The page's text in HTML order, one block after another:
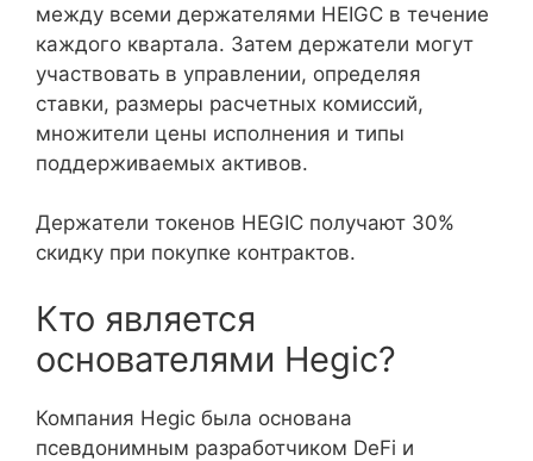
между всеми держателями HEIGC в течение
каждого квартала. Затем держатели могут
участвовать в управлении, определяя
ставки, размеры расчетных комиссий,
множители цены исполнения и типы
поддерживаемых активов.
Держатели токенов HEGIC получают 30%
скидку при покупке контрактов.
Кто является
основателями Hegic?
Компания Hegic была основана
псевдонимным разработчиком DeFi и